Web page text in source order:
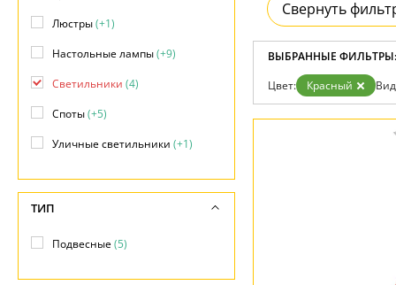
Свернуть
ВЫБРАННЫЕ ФИЛЬТРЫ:
Цвет: Красный
Люстры(+1)
Настольные лампы(+9)
Светильники (4)
Споты(+5)
Уличные светильники (+1)
ТИП
Подвесные(5)